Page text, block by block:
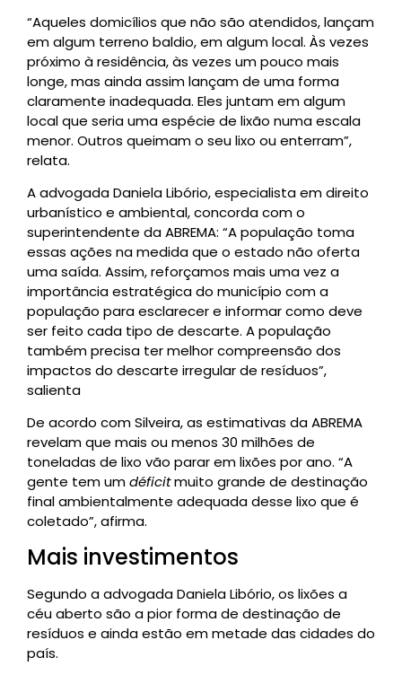
“Aqueles domicílios que não são atendidos, lançam
em algum terreno baldio, em algum local. Às vezes
próximo à residência, às vezes um pouco mais
longe, mas ainda assim lançam de uma forma
claramente inadequada. Eles juntam em algum
local que seria uma espécie de lixão numa escala
menor. Outros queimam o seu lixo ou enterram”,
relata.
A advogada Daniela Libório, especialista em direito
urbanístico e ambiental, concorda com o
superintendente da ABREMA: “A população toma
essas ações na medida que o estado não oferta
uma saída. Assim, reforçamos mais uma vez a
importância estratégica do município com a
população para esclarecer e informar como deve
ser feito cada tipo de descarte. A população
também precisa ter melhor compreensão dos
impactos do descarte irregular de resíduos”,
salienta
De acordo com Silveira, as estimativas da ABREMA
revelam que mais ou menos 30 milhões de
toneladas de lixo vão parar em lixões por ano. “A
gente tem umdéficitmuito grande de destinação
final ambientalmente adequada desse lixo que é
coletado”, afirma.
Mais investimentos
Segundo a advogada Daniela Libório, os lixões a
céu aberto são a pior forma de destinação de
resíduos e ainda estão em metade das cidades do
país.